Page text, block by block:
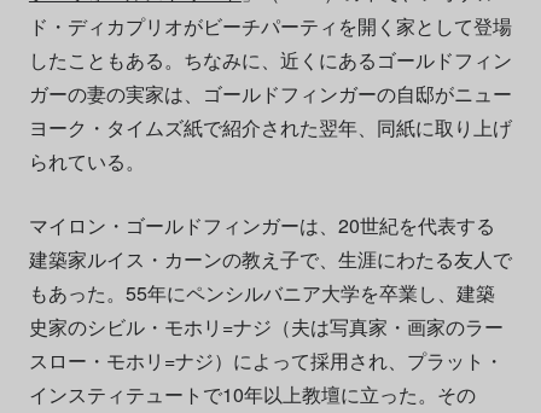
ド・ディカプリオがビーチパーティを開く家として登場
したこともある。ちなみに、近くにあるゴールドフィン
ガーの妻の実家は、ゴールドフィンガーの自邸がニュー
ヨーク・タイムズ紙で紹介された翌年、同紙に取り上げ
られている。
マイロン・ゴールドフィンガーは、20世紀を代表する
建築家ルイス・カーンの教え子で、生涯にわたる友人で
もあった。55年にペンシルバニア大学を卒業し、建築
史家のシビル・モホリ=ナジ（夫は写真家・画家のラー
スロー・モホリ=ナジ）によって採用され、プラット・
インスティテュートで10年以上教壇に立った。その